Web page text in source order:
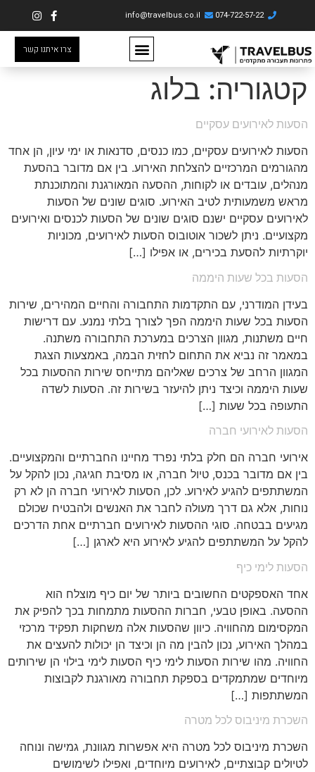
074-722-57-22
info@travelbus.co.il
צרו איתנו קשר
קטגוריה: בלוג
הסעות לאירועים עסקיים
הסעות לאירועים עסקיים, כמו כנסים, סדנאות או ימי עיון, הן אחד
מהגורמים המרכזיים להצלחת האירוע. בין אם מדובר בהסעת
מנהלים, עובדים או לקוחות, ההסעה המאורגנת והמתוכנתת
מראש משמעותית לטיב האירוע. סוגים שונים של הסעות
לאירועים עסקיים ישנם סוגים שונים של הסעות לכנסים ואירועים
מקצועיים. ניתן לשכור אוטובוס הסעות לאירועים, מכוניות
יוקרתיות להסעת בכירים, או אפילו […]
הסעות בכל שעות היממה
בעידן המודרני, עם התקדמות התחבורה והחיים המהירים, שירות
הסעות בכל שעות היממה הפך לצורך בלתי נמנע. עם דרישות
חיים משתנות, מגוון הצרכים במערכת התחבורה משתנה.
במאמר זה נביא את התחום לחזית הבמה, באמצעות הצגת
המגוון הרחב של צרכים שאליהם מתייחס שירות ההסעות בכל
שעות היממה וכיצד ניתן להיעזר בשירות זה. הסעות לשדה
התעופה בכל שעות […]
הסעות לאירועי חברה
אירועי חברה הם חלק בלתי נפרד מחיינו החברתיים והמקצועיים.
בין אם מדובר בכנס, טיול חברה, או מסיבת חגיגה, נכון להקל על
המשתתפים להגיע לאירוע. לכן, הסעות לאירועי חברה הן לא רק
נוחות, אלא גם דרך מעולה לחבר את האנשים ולהבטיח שכולם
מגיעים בבטחה. סוגי ההסעות לאירועים חברתיים אחת הדרכים
להקל על המשתתפים להגיע לאירוע היא לארגן […]
הסעות לימי כיף
אחד האספקטים החשובים ביותר של יום כיף מוצלח הוא
ההסעה. באופן טבעי, חברות ההסעות מתמחות בכך להפיק את
המקסימום מהחוויה. כיוון שהסעות אלה משחקות תפקיד מרכזי
במהלך האירוע, נכון להבין מה הן וכיצד הן יכולות להעצים את
החוויה. מהו שירות הסעות לימי כיף הסעות לימי בילוי הן שירותים
מיוחדים שמתמקדים בספקת תחבורה מאורגנת לקבוצות
המשתתפות […]
השכרת מיניבוס לכל מטרה
השכרת מיניבוס לכל מטרה היא אפשרות מגוונת, גמישה ונוחה
לטיולים קבוצתיים, לאירועים מיוחדים, ואפילו לשימושים